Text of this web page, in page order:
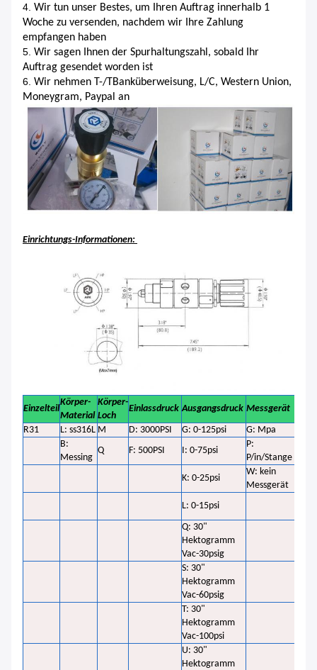
4. Wir tun unser Bestes, um Ihren Auftrag innerhalb 1
Woche zu versenden, nachdem wir Ihre Zahlung
empfangen haben
5. Wir sagen Ihnen der Spurhaltungszahl, sobald Ihr
Auftrag gesendet worden ist
6. Wir nehmen T-/TBanküberweisung, L/C, Western Union,
Moneygram, Paypal an
Einrichtungs-Informationen:
Einzelteil
Körper-
Material
Körper-
Loch
Einlassdruck Ausgangsdruck Messgerät
R31
L: ss316L M D: 3000PSI G: 0-125psi G: Mpa
B:
Messing
Q F: 500PSI I: 0-75psi
P:
P/in/Stange
K: 0-25psi
W: kein
Messgerät
L: 0-15psi
Q: 30"
Hektogramm
Vac-30psig
S: 30"
Hektogramm
Vac-60psig
T: 30"
Hektogramm
Vac-100psi
U: 30"
Hektogramm